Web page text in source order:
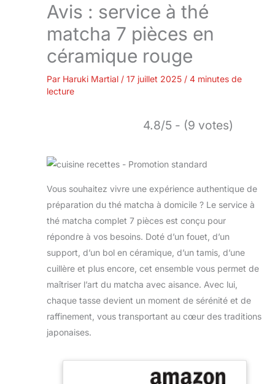
Avis : service à thé
matcha 7 pièces en
céramique rouge
Par Haruki Martial / 17 juillet 2025 / 4 minutes de
lecture
4.8/5 - (9 votes)
Vous souhaitez vivre une expérience authentique de
préparation du thé matcha à domicile ? Le service à
thé matcha complet 7 pièces est conçu pour
répondre à vos besoins. Doté d’un fouet, d’un
support, d’un bol en céramique, d’un tamis, d’une
cuillère et plus encore, cet ensemble vous permet de
maîtriser l’art du matcha avec aisance. Avec lui,
chaque tasse devient un moment de sérénité et de
raffinement, vous transportant au cœur des traditions
japonaises.